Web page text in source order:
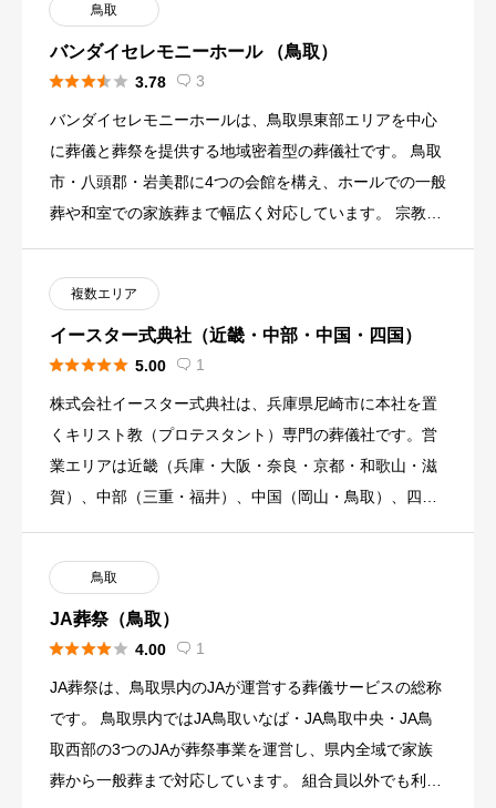
鳥取
バンダイセレモニーホール （鳥取）
 3.78  3
バンダイセレモニーホールは、鳥取県東部エリアを中心
に葬儀と葬祭を提供する地域密着型の葬儀社です。 鳥取
市・八頭郡・岩美郡に4つの会館を構え、ホールでの一般
葬や和室での家族葬まで幅広く対応しています。 宗教や
複数エリア
イースター式典社（近畿・中部・中国・四国）
 5.00  1
株式会社イースター式典社は、兵庫県尼崎市に本社を置
くキリスト教（プロテスタント）専門の葬儀社です。営
業エリアは近畿（兵庫・大阪・奈良・京都・和歌山・滋
賀）、中部（三重・福井）、中国（岡山・鳥取）、四国
鳥取
JA葬祭（鳥取）
 4.00  1
JA葬祭は、鳥取県内のJAが運営する葬儀サービスの総称
です。 鳥取県内ではJA鳥取いなば・JA鳥取中央・JA鳥
取西部の3つのJAが葬祭事業を運営し、県内全域で家族
葬から一般葬まで対応しています。 組合員以外でも利用